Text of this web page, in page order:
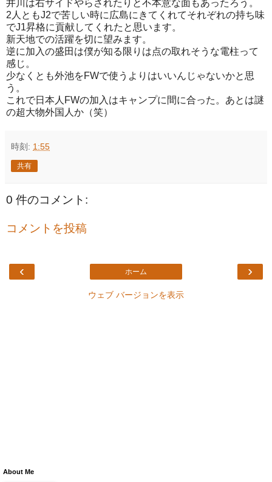
井川は右サイドやらされたりと不本意な面もあったろう。
2人ともJ2で苦しい時に広島にきてくれてそれぞれの持ち味
でJ1昇格に貢献してくれたと思います。
新天地での活躍を切に望みます。
逆に加入の盛田は僕が知る限りは点の取れそうな電柱って
感じ。
少なくとも外池をFWで使うよりはいいんじゃないかと思
う。
これで日本人FWの加入はキャンプに間に合った。あとは謎
の超大物外国人か（笑）
時刻: 1:55
共有
0 件のコメント:
コメントを投稿
‹ ›
ホーム
ウェブ バージョンを表示
About Me